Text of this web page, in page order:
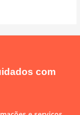
com